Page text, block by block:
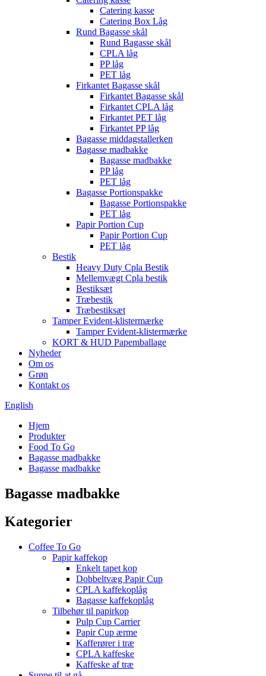
Catering kasse
Catering Box Låg
Rund Bagasse skål
Rund Bagasse skål
CPLA låg
PP låg
PET låg
Firkantet Bagasse skål
Firkantet Bagasse skål
Firkantet CPLA låg
Firkantet PET låg
Firkantet PP låg
Bagasse middagstallerken
Bagasse madbakke
Bagasse madbakke
PP låg
PET låg
Bagasse Portionspakke
Bagasse Portionspakke
PET låg
Papir Portion Cup
Papir Portion Cup
PET låg
Bestik
Heavy Duty Cpla Bestik
Mellemvægt Cpla bestik
Bestiksæt
Træbestik
Træbestiksæt
Tamper Evident-klistermærke
Tamper Evident-klistermærke
KORT & HUD Papemballage
Nyheder
Om os
Grøn
Kontakt os
English
Hjem
Produkter
Food To Go
Bagasse madbakke
Bagasse madbakke
Bagasse madbakke
Kategorier
Coffee To Go
Papir kaffekop
Enkelt tapet kop
Dobbeltvæg Papir Cup
CPLA kaffekoplåg
Bagasse kaffekoplåg
Tilbehør til papirkop
Pulp Cup Carrier
Papir Cup ærme
Kafferører i træ
CPLA kaffeske
Kaffeske af træ